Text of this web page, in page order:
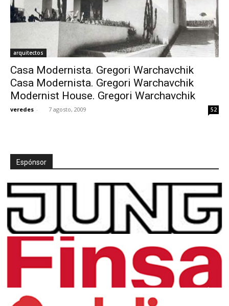
arquitectos
Casa Modernista. Gregori Warchavchik
Casa Modernista. Gregori Warchavchik
Modernist House. Gregori Warchavchik
veredes - 7 agosto, 2009 52
Espónsor